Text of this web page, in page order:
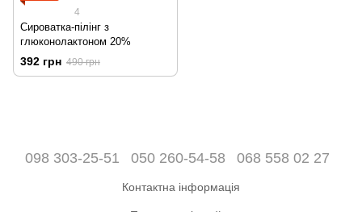
4
Сироватка-пілінг з
глюконолактоном 20%
392 грн 490 грн
098 303-25-51 050 260-54-58 068 558 02 27
Контактна інформація